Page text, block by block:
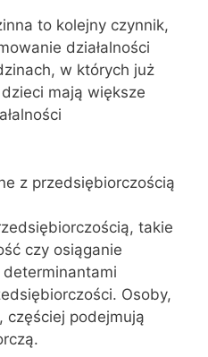
to kolejny czynnik,
działalności
w których już
mają większe
z przedsiębiorczością
takie
czy osiąganie
Osoby,
częściej podejmują